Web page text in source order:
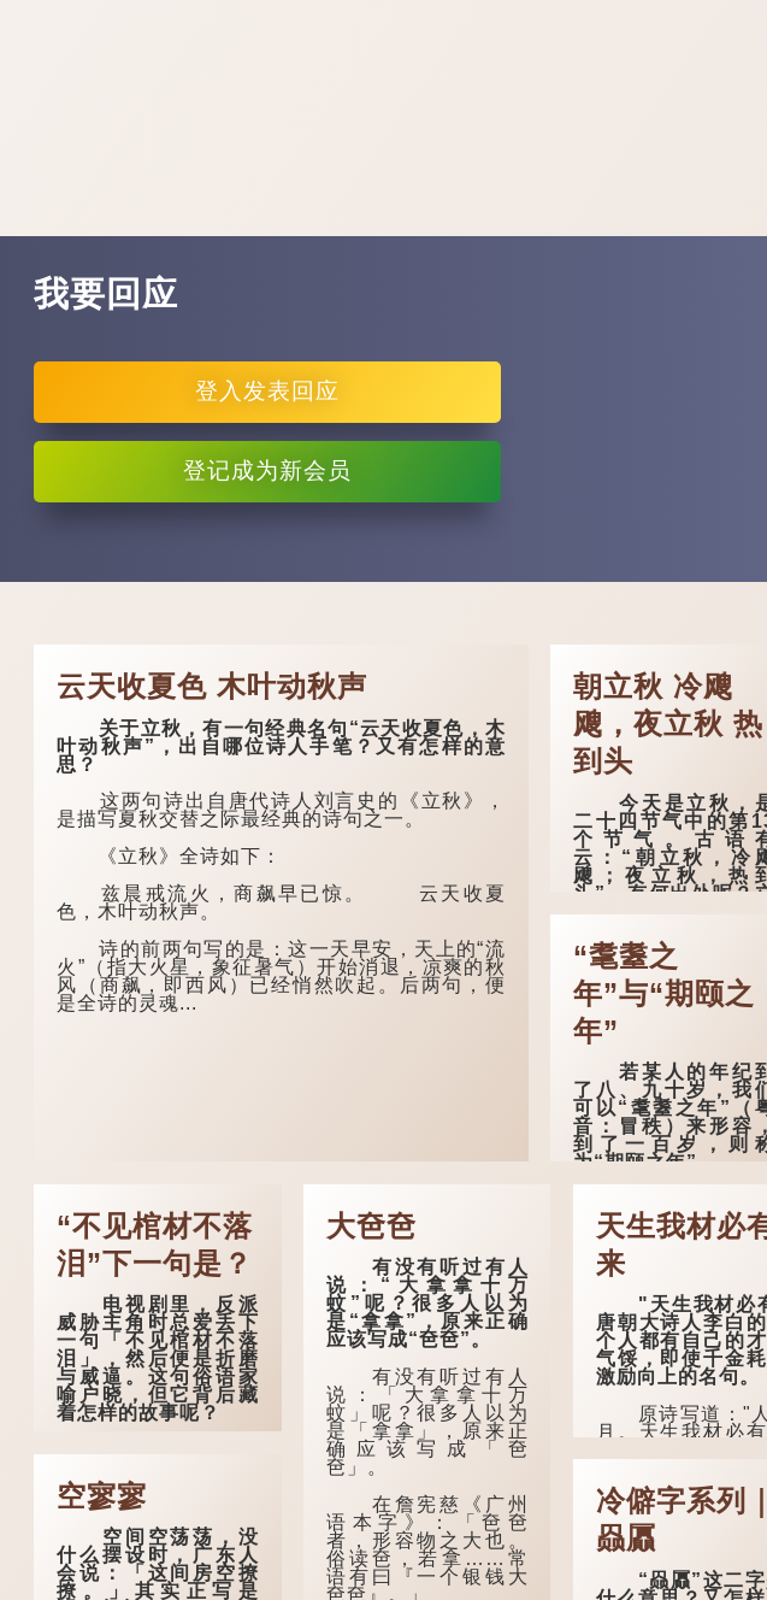
我要回应
登入发表回应
登记成为新会员
云天收夏色 木叶动秋声
关于立秋，有一句经典名句“云天收夏色，木
叶动秋声”，出自哪位诗人手笔？又有怎样的意
思？
这两句诗出自唐代诗人刘言史的《立秋》，
是描写夏秋交替之际最经典的诗句之一。
《立秋》全诗如下：
兹晨戒流火，商飙早已惊。 云天收夏
色，木叶动秋声。
诗的前两句写的是：这一天早安，天上的“流
火”（指大火星，象征暑气）开始消退，凉爽的秋
风（商飙，即西风）已经悄然吹起。后两句，便
是全诗的灵魂...
朝立秋 冷飕
飕，夜立秋 热
到头
今天是立秋，
二十四节气中的第
个节气。古语
云：“朝立秋，冷
飕；夜立秋，热
头”，有何出处呢？
秋等于入秋？
这句话出自东汉
崔寔《四民月
令》：“朝立秋，冷飕
飕；夜立秋，热到
头”。到了清代，顾禄
在《清嘉录》里记录
苏州风俗时，也引
了这句谚语。不过
地百姓的口头说
是“朝立秋，渹飕飕
夜立秋，热吽吽”。虽
然用字略有不同，
意思完全一致。
底准不准呢？它反
了古人的一种朴素
察：如果立秋的精
确...
“耄耋之
年”与“期颐之
年”
若某人的年纪
了八、九十岁，我
可以“耄耋之年”（
音：冒秩）来形容，
到了一百岁，则
为“期颐之年”。
老人家，亦含有思
紊乱的意思；"耋"更
跌倒的意思，也是用
来形容老人家的。
曹操《对酒歌
就曾写道："耄耋皆
以寿终，恩泽广及
木昆虫。"
到了一百岁呢？
那么就可以
为"期颐"。 《礼记.曲
颐。"郑玄注："期，犹
要也；颐，养也。不
知衣服食味，孝子要
尽养...
“不见棺材不落
泪”下一句是？
电视剧里，反派
威胁主角时总爱丢下
一句「不见棺材不落
泪」，然后便是折磨
与威逼。这句俗语家
喻户晓，但它背后藏
着怎样的故事呢？
「不见棺材不落
是「不见棺材不下
泪」或「不见亲棺不
下泪」，出自明朝兰
陵笑笑生所著的《金
瓶梅词话》第九十八
回。原意是指人未亲
眼见到亲人棺木，便
空寥寥
空间空荡荡，没
什么摆设时，广东人
会说：「这间房空撩
撩。」其实正写是
大夿夿
有没有听过有人
说：“大拿拿十万
蚊”呢？很多人以为
是“拿拿”，原来正确
应该写成“夿夿”。
有没有听过有人
说：「大拿拿十万
蚊」呢？很多人以为
是「拿拿」，原来正
确应该写成「夿
夿」。
在詹宪慈《广州
语本字》：「夿夿
者，形容物之大也。
俗读夿，若拿……常
语有曰『一个银钱大
夿夿』。」
天生我材必
来
"天生我材必有
唐朝大诗人李白
个人都有自己的
气馁，即使千金
激励向上的名句。
原诗写道："人
月。天生我材必
也终会重新得到。
李白作此诗时
已被唐玄宗赐金
游山玩水，部分诗
冷僻字系列｜
赑屭
“赑屭”这二字